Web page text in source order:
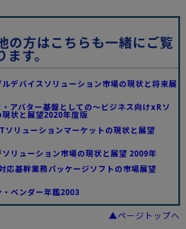
の方はこちらも一緒にご覧
す。
デバイスソリューション市場の現状と将来展
アバター基盤としての～ビジネス向けxRソ
状と展望2020年度版
ソリューションマーケットの現状と展望
リューション市場の現状と展望 2009年
基幹業務パッケージソフトの市場展望
ベンダー年鑑2003
▲ページトップへ